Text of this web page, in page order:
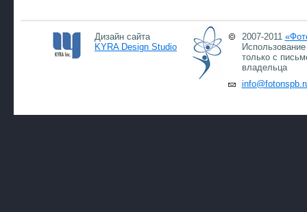
Дизайн сайта
KYRA Design Studio
2007-2011
только с
владельца